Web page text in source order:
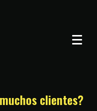
clientes?